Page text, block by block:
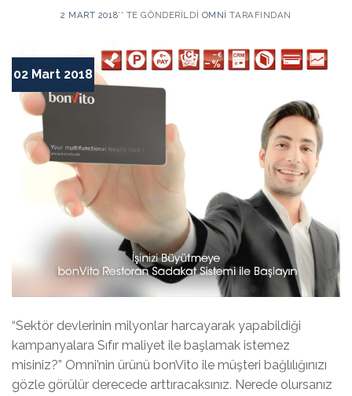
2 MART 2018’' TE GÖNDERILDI OMNI TARAFINDAN
02 Mart 2018
“Sektör devlerinin milyonlar harcayarak yapabildiği
kampanyalara Sıfır maliyet ile başlamak istemez
misiniz?” Omni’nin ürünü bonVito ile müşteri bağlılığınızı
gözle görülür derecede arttıracaksınız. Nerede olursanız